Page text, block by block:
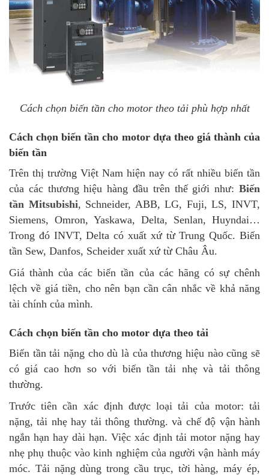
Cách chọn biến tần cho motor theo tải phù hợp nhất
Cách chọn biến tần cho motor dựa theo giá thành của
biến tần
Trên thị trường Việt Nam hiện nay có rất nhiều biến tần
của các thương hiệu hàng đầu trên thế giới như: Biến
tần Mitsubishi, Schneider, ABB, LG, Fuji, LS, INVT,
Siemens, Omron, Yaskawa, Delta, Senlan, Huyndai…
Trong đó INVT, Delta có xuất xứ từ Trung Quốc. Biến
tần Sew, Danfos, Scheider xuất xứ từ Châu Âu.
Giá thành của các biến tần của các hãng có sự chênh
lệch về giá tiền, cho nên bạn cần cân nhắc về khả năng
tài chính của mình.
Cách chọn biến tần cho motor dựa theo tải
Biến tần tải nặng cho dù là của thương hiệu nào cũng sẽ
có giá cao hơn so với biến tần tải nhẹ và tải thông
thường.
Trước tiên cần xác định được loại tải của motor: tải
nặng, tải nhẹ hay tải thông thường. và chế độ vận hành
ngắn hạn hay dài hạn. Việc xác định tải motor nặng hay
nhẹ phụ thuộc vào kinh nghiệm của người vận hành máy
móc. Tải nặng dùng trong cầu trục, tời hàng, máy ép,